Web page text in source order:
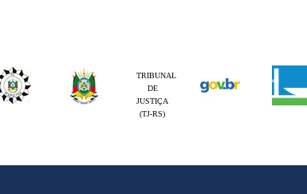
TRIBUNAL
DE
JUSTIÇA
(TJ-RS)